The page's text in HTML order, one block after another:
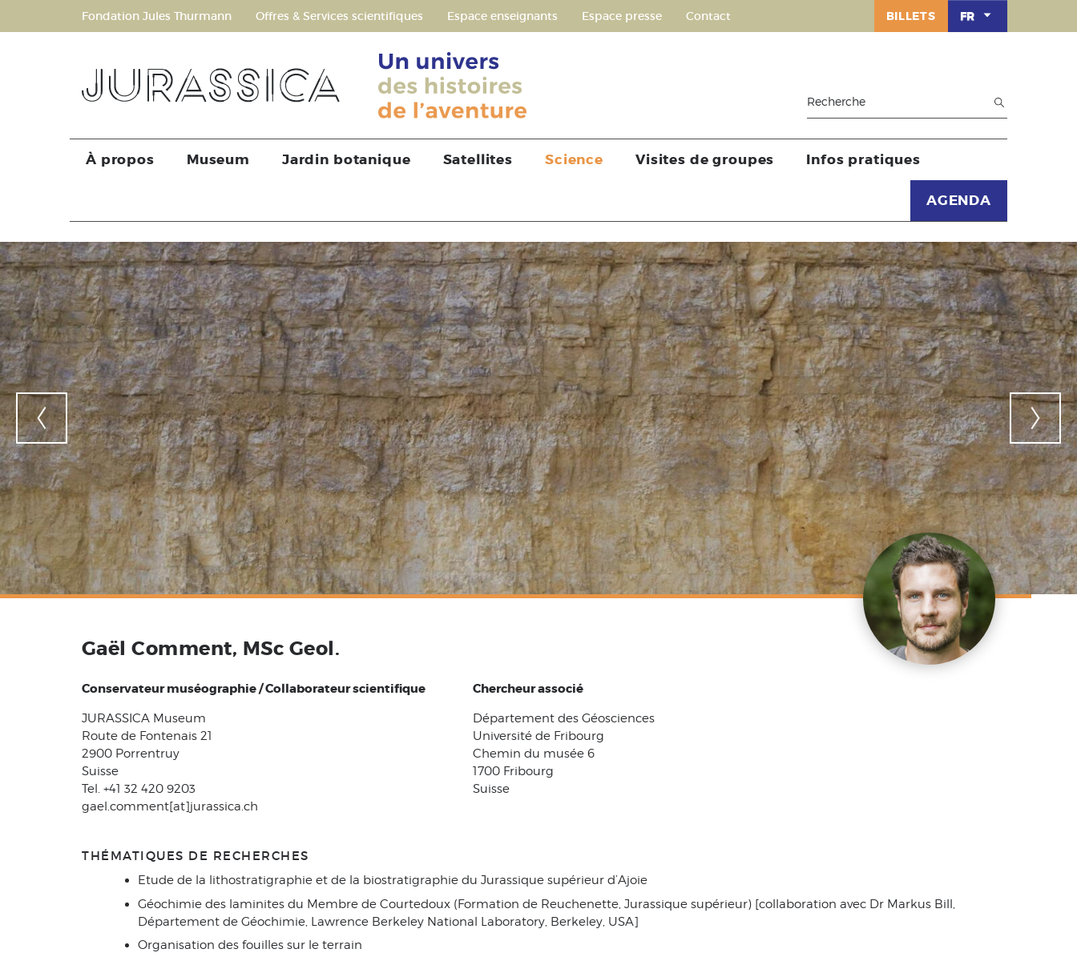
Fondation Jules Thurmann Offres & Services scientifiques Espace enseignants Espace presse Contact FR
BILLETS
À propos Museum Jardin botanique Satellites Science Visites de groupes Infos pratiques
AGENDA
Gaël Comment, MSc Geol.
Conservateur muséographie / Collaborateur scientifique
JURASSICA Museum
Route de Fontenais 21
2900 Porrentruy
Suisse
Tel. +41 32 420 9203
gael.comment[at]jurassica.ch
Chercheur associé
Département des Géosciences
Université de Fribourg
Chemin du musée 6
1700 Fribourg
Suisse
THÉMATIQUES DE RECHERCHES
Etude de la lithostratigraphie et de la biostratigraphie du Jurassique supérieur d’Ajoie
Géochimie des laminites du Membre de Courtedoux (Formation de Reuchenette, Jurassique supérieur) [collaboration avec Dr Markus Bill,
Département de Géochimie, Lawrence Berkeley National Laboratory, Berkeley, USA]
Organisation des fouilles sur le terrain